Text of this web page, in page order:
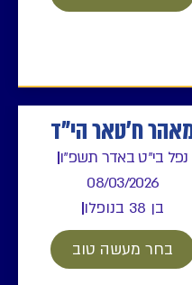
ח'טאר הי"ד
נפל בי"ט באדר תשפ"ו
08/03/2026
בן 38 בנופלו
בחר מעשה טוב